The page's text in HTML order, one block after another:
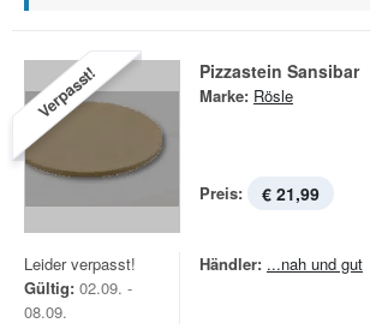
Verpasst! Pizzastein Sansibar
Marke: Rösle
Preis: € 21,99
Leider verpasst!
Gültig: 02.09. -
08.09.
Händler: ...nah und gut